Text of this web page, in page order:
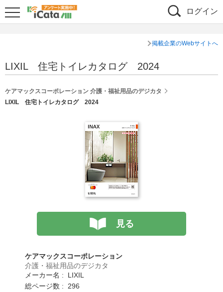
ログイン
掲載企業のWebサイトへ
LIXIL 住宅トイレカタログ 2024
ケアマックスコーポレーション 介護・福祉用品のデジカタ
LIXIL 住宅トイレカタログ 2024
見る
ケアマックスコーポレーション
介護・福祉用品のデジカタ
メーカー名 : LIXIL
総ページ数 : 296